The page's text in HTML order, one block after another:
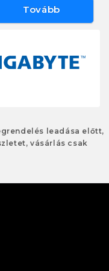
Tovább
leadása előtt,
vásárlás csak